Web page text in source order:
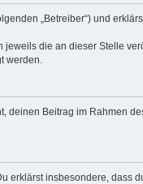
„Betreiber“) und
jeweils die an dieser Stelle
werden.
Beitrag im Rahmen
erklärst insbesondere, dass